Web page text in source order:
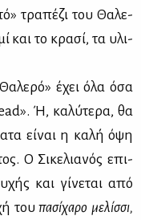
τρα­πέ­ζι του Θα­λε­
και το κρα­σί, τα υλι­
έχει όλα όσα
Ή, κα­λύ­τε­ρα, θα
εί­ναι η κα­λή όψη
Ο Σι­κε­λια­νός επι­
και γί­νε­ται από
τουπα­σί­χα­ρο με­λίσ­σι,